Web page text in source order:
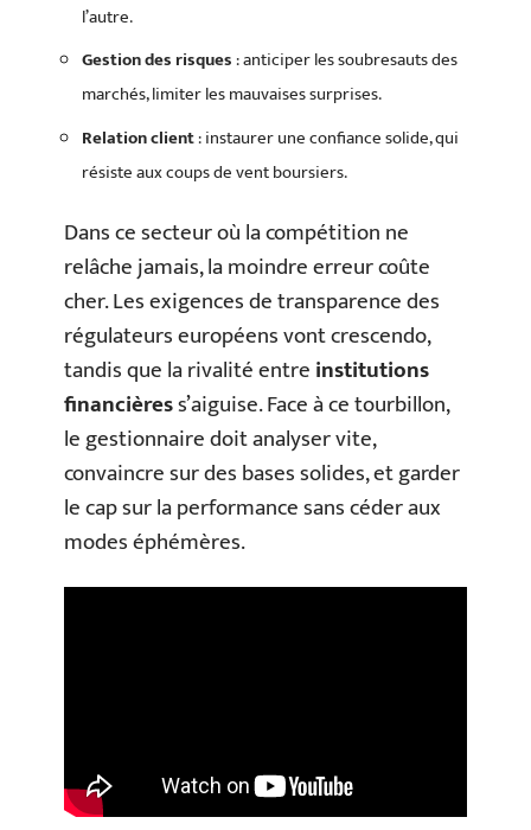
l’autre.
Gestion des risques: anticiper les soubresauts des
marchés, limiter les mauvaises surprises.
Relation client: instaurer une confiance solide, qui
résiste aux coups de vent boursiers.
Dans ce secteur où la compétition ne
relâche jamais, la moindre erreur coûte
cher. Les exigences de transparence des
régulateurs européens vont crescendo,
tandis que la rivalité entreinstitutions
financièress’aiguise. Face à ce tourbillon,
le gestionnaire doit analyser vite,
convaincre sur des bases solides, et garder
le cap sur la performance sans céder aux
modes éphémères.